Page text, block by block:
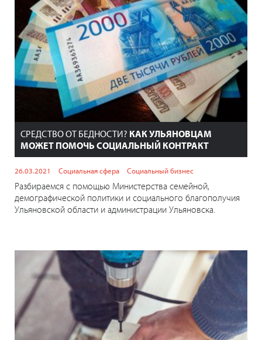
СРЕДСТВО ОТ БЕДНОСТИ? КАК УЛЬЯНОВЦАМ
МОЖЕТ ПОМОЧЬ СОЦИАЛЬНЫЙ КОНТРАКТ
26.03.2021 Социальная сфера Социальный бизнес
Разбираемся с помощью Министерства семейной,
демографической политики и социального благополучия
Ульяновской области и администрации Ульяновска.